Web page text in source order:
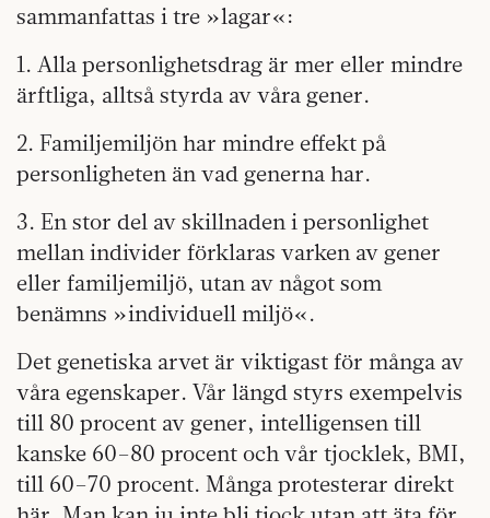
sammanfattas i tre »lagar«:
1. Alla personlighetsdrag är mer eller mindre
ärftliga, alltså styrda av våra gener.
2. Familjemiljön har mindre effekt på
personligheten än vad generna har.
3. En stor del av skillnaden i personlighet
mellan individer förklaras varken av gener
eller familjemiljö, utan av något som
benämns »individuell miljö«.
Det genetiska arvet är viktigast för många av
våra egenskaper. Vår längd styrs exempelvis
till 80 procent av gener, intelligensen till
kanske 60–80 procent och vår tjocklek, BMI,
till 60–70 procent. Många protesterar direkt